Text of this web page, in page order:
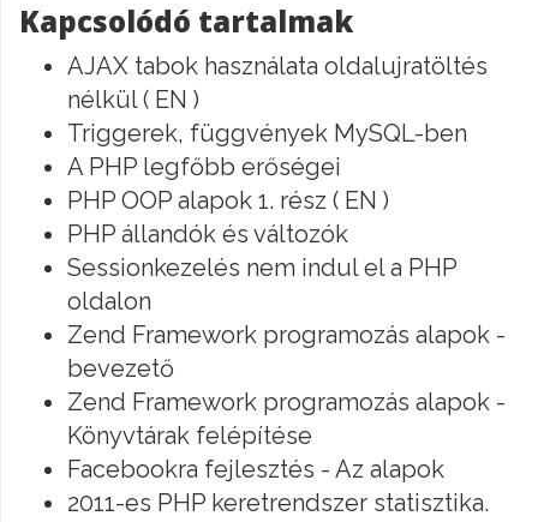
Kapcsolódó tartalmak
AJAX tabok használata oldalujratöltés
nélkül ( EN )
Triggerek, függvények MySQL-ben
A PHP legfőbb erőségei
PHP OOP alapok 1. rész ( EN )
PHP állandók és változók
Sessionkezelés nem indul el a PHP
oldalon
Zend Framework programozás alapok -
bevezető
Zend Framework programozás alapok -
Könyvtárak felépítése
Facebookra fejlesztés - Az alapok
2011-es PHP keretrendszer statisztika.